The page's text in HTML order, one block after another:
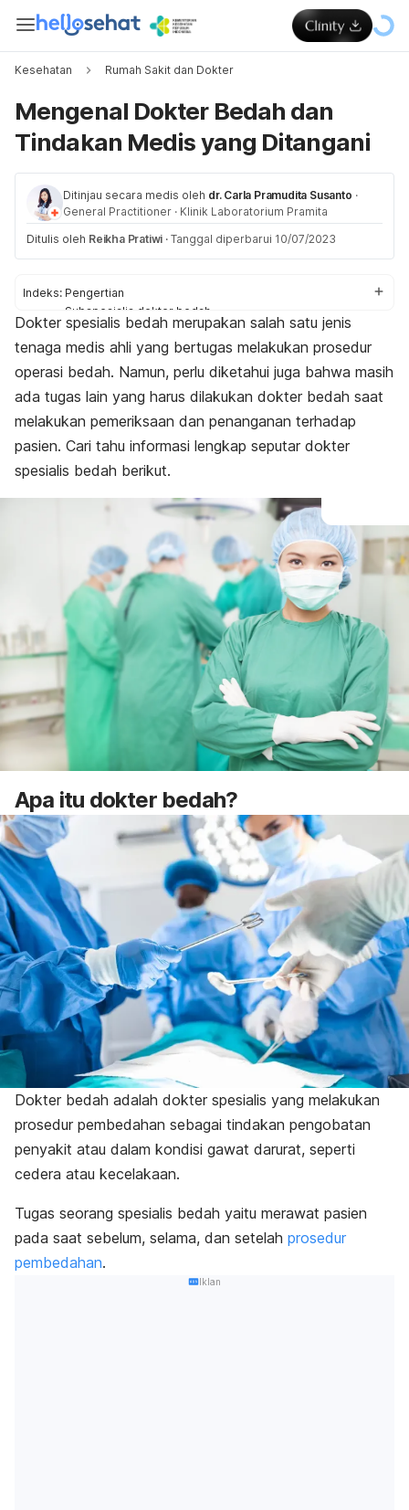
Kesehatan Rumah Sakit dan Dokter
Mengenal Dokter Bedah dan
Tindakan Medis yang Ditangani
Ditinjau secara medis oleh dr. Carla Pramudita Susanto ·
General Practitioner · Klinik Laboratorium Pramita
Ditulis oleh Reikha Pratiwi · Tanggal diperbarui 10/07/2023
Indeks: Pengertian
Subspesialis dokter bedah
Kondisi yang ditangani
Tugas dan tindakan
Kapan ke dokter bedah?
Dokter spesialis bedah merupakan salah satu jenis
tenaga medis ahli yang bertugas melakukan prosedur
operasi bedah. Namun, perlu diketahui juga bahwa masih
ada tugas lain yang harus dilakukan dokter bedah saat
melakukan pemeriksaan dan penanganan terhadap
pasien. Cari tahu informasi lengkap seputar dokter
spesialis bedah berikut.
Apa itu dokter bedah?
Dokter bedah adalah dokter spesialis yang melakukan
prosedur pembedahan sebagai tindakan pengobatan
penyakit atau dalam kondisi gawat darurat, seperti
cedera atau kecelakaan.
Tugas seorang spesialis bedah yaitu merawat pasien
pada saat sebelum, selama, dan setelah prosedur
pembedahan.
Iklan